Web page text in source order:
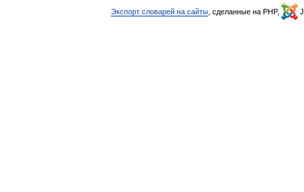
Экспорт словарей на сайты , сделанные на PHP,